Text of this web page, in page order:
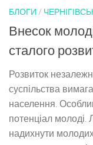
БЛОГИ /
Внесок
сталого
Розвиток
суспільства
населення.
потенціал молоді.
надихнути